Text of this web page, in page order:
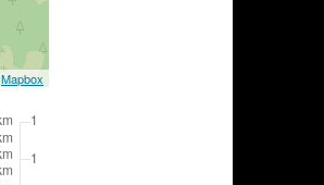
Mapbox